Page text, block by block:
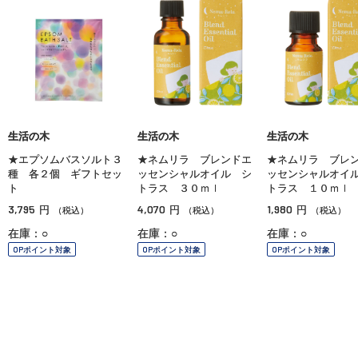
生活の木
★エプソムバスソルト３
種 各２個 ギフトセッ
ト
3,795 円 （税込）
在庫：○
OPポイント対象
生活の木
★ネムリラ ブレンドエ
ッセンシャルオイル シ
トラス ３０ｍｌ
4,070 円 （税込）
在庫：○
OPポイント対象
生活の木
★ネムリラ ブレ
ッセンシャルオ
トラス １０ｍｌ
1,980 円 （税込）
在庫：○
OPポイント対象